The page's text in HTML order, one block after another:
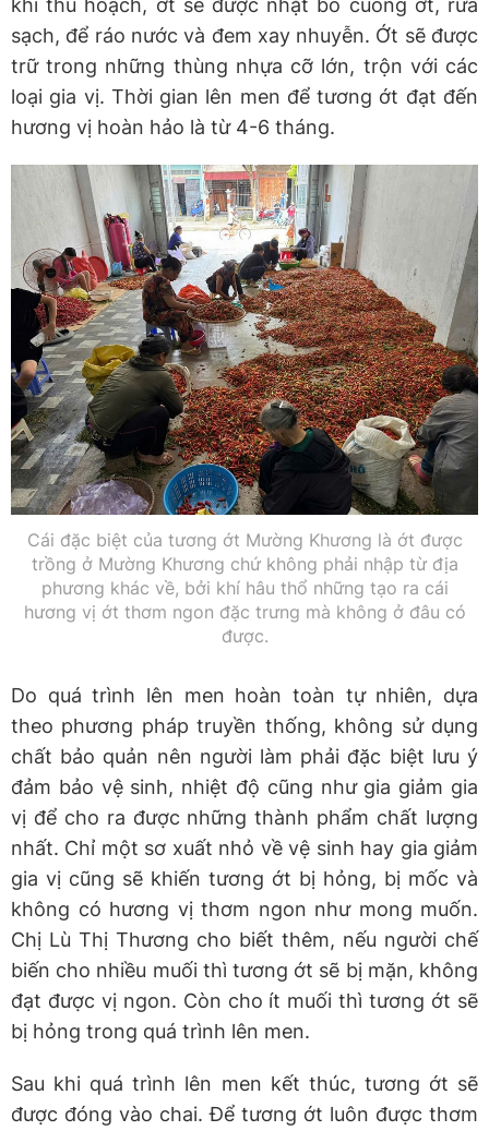
khi thu hoạch, ớt sẽ được nhặt bỏ cuống ớt, rửa
sạch, để ráo nước và đem xay nhuyễn. Ớt sẽ được
trữ trong những thùng nhựa cỡ lớn, trộn với các
loại gia vị. Thời gian lên men để tương ớt đạt đến
hương vị hoàn hảo là từ 4-6 tháng.
Cái đặc biệt của tương ớt Mường Khương là ớt được
trồng ở Mường Khương chứ không phải nhập từ địa
phương khác về, bởi khí hâu thổ những tạo ra cái
hương vị ớt thơm ngon đặc trưng mà không ở đâu có
được.
Do quá trình lên men hoàn toàn tự nhiên, dựa
theo phương pháp truyền thống, không sử dụng
chất bảo quản nên người làm phải đặc biệt lưu ý
đảm bảo vệ sinh, nhiệt độ cũng như gia giảm gia
vị để cho ra được những thành phẩm chất lượng
nhất. Chỉ một sơ xuất nhỏ về vệ sinh hay gia giảm
gia vị cũng sẽ khiến tương ớt bị hỏng, bị mốc và
không có hương vị thơm ngon như mong muốn.
Chị Lù Thị Thương cho biết thêm, nếu người chế
biến cho nhiều muối thì tương ớt sẽ bị mặn, không
đạt được vị ngon. Còn cho ít muối thì tương ớt sẽ
bị hỏng trong quá trình lên men.
Sau khi quá trình lên men kết thúc, tương ớt sẽ
được đóng vào chai. Để tương ớt luôn được thơm